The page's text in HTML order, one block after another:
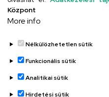
UD
Adatvédelem
Központ
More info
Nélkülözhetetlen sütik
Funkcionális sütik
Analitikai sütik
Hirdetési sütik